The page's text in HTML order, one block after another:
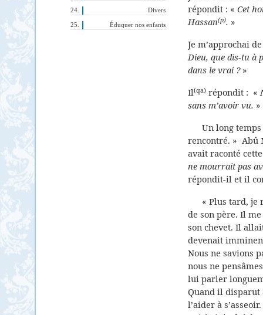
Divers
Éduquer nos enfants
répondit : « Cet
Hassan(p). »
Je m’approchai
Dieu, que dis-tu à
dans le vrai ?»
Il(qa) répondit : «
sans m’avoir vu.
Un long temps
rencontré. » Abû
avait raconté
ne mourrait pas
répondit-il et il
« Plus tard, je
de son père. Il
son chevet. Il
devenait
Nous ne savions
nous ne
lui parler
Quand il disparut
l’aider à